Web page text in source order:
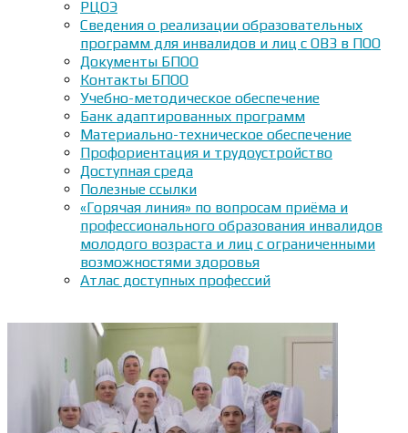
РЦОЭ
Сведения о реализации образовательных
программ для инвалидов и лиц с ОВЗ в ПОО
Документы БПОО
Контакты БПОО
Учебно-методическое обеспечение
Банк адаптированных программ
Материально-техническое обеспечение
Профориентация и трудоустройство
Доступная среда
Полезные ссылки
«Горячая линия» по вопросам приёма и
профессионального образования инвалидов
молодого возраста и лиц с ограниченными
возможностями здоровья
Атлас доступных профессий